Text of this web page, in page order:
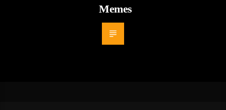
Memes